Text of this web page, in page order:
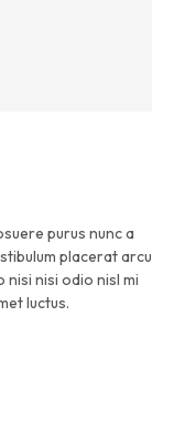
purus nunc a
placerat arcu
nisi nisi odio nisl mi
luctus.